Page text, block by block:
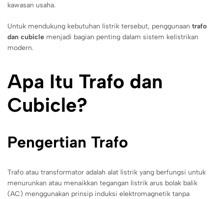
kawasan usaha.
Untuk mendukung kebutuhan listrik tersebut, penggunaan trafo
dan cubicle menjadi bagian penting dalam sistem kelistrikan
modern.
Apa Itu Trafo dan
Cubicle?
Pengertian Trafo
Trafo atau transformator adalah alat listrik yang berfungsi untuk
menurunkan atau menaikkan tegangan listrik arus bolak balik
(AC) menggunakan prinsip induksi elektromagnetik tanpa